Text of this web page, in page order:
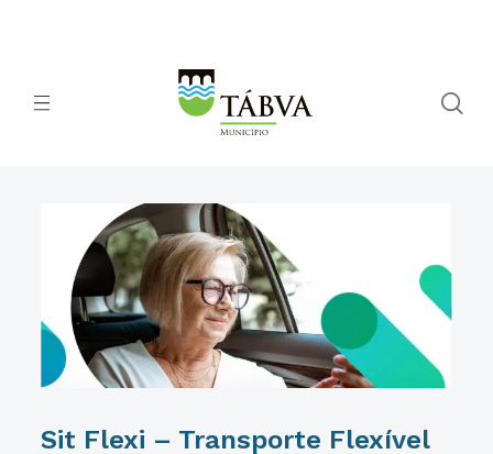
Sit Flexi – Transporte Flexível